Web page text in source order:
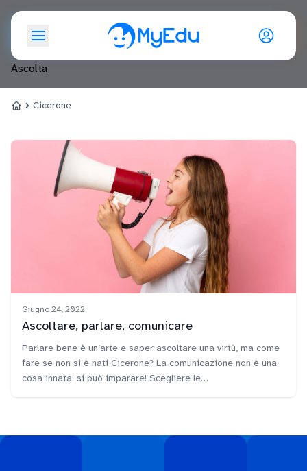
Ascolta
Cicerone
HomeCicerone
Giugno 24, 2022
Ascoltare, parlare, comunicare
Parlare bene è un’arte e saper ascoltare una virtù, ma come
fare se non si è nati Cicerone? La comunicazione non è una
cosa innata: si può imparare! Scegliere le…